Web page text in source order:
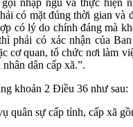
nhập ngũ và thực hiện
có mặt đúng thời gian và
có lý do chính đáng mà
phải có xác nhận của
cơ quan, tổ chức nơi làm
dân cấp xã.”.
khoản 2 Điều 36 như sau:
quân sự cấp tỉnh, cấp xã